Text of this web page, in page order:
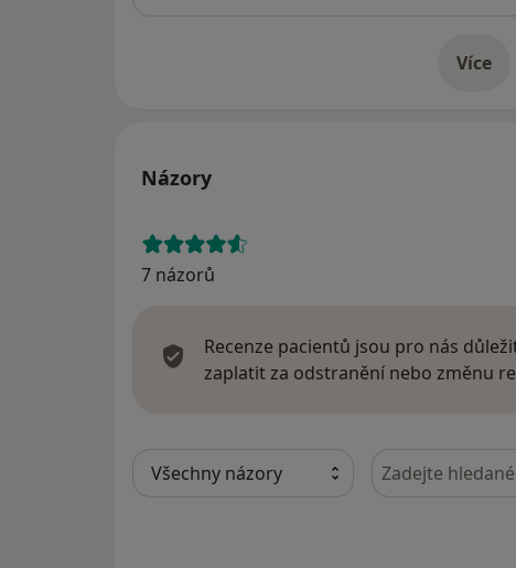
Více
o
Názory
7 názorů
Recenze pacientů jsou pro nás
zaplatit za odstranění nebo změnu
Hledejte v